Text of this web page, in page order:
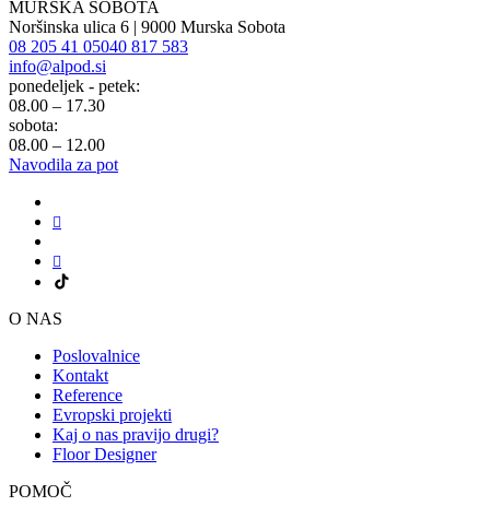
MURSKA SOBOTA
Noršinska ulica 6 | 9000 Murska Sobota
08 205 41 05040 817 583
info@alpod.si
ponedeljek - petek:
08.00 – 17.30
sobota:
08.00 – 12.00
Navodila za pot
O NAS
Poslovalnice
Kontakt
Reference
Evropski projekti
Kaj o nas pravijo drugi?
Floor Designer
POMOČ